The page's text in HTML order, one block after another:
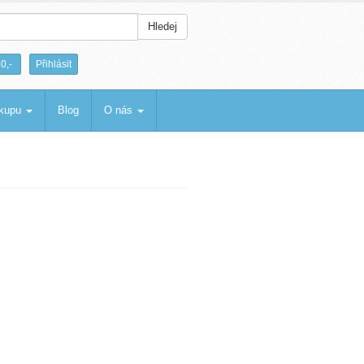
Hledej
0,- Přihlásit
Blog O nás